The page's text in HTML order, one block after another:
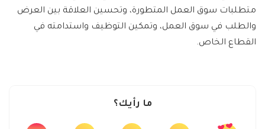
متطلبات سوق العمل المتطورة، وتحسين العلاقة بين العرض
والطلب في سوق العمل، وتمكين التوظيف واستدامته في
القطاع الخاص.
ما رأيك؟